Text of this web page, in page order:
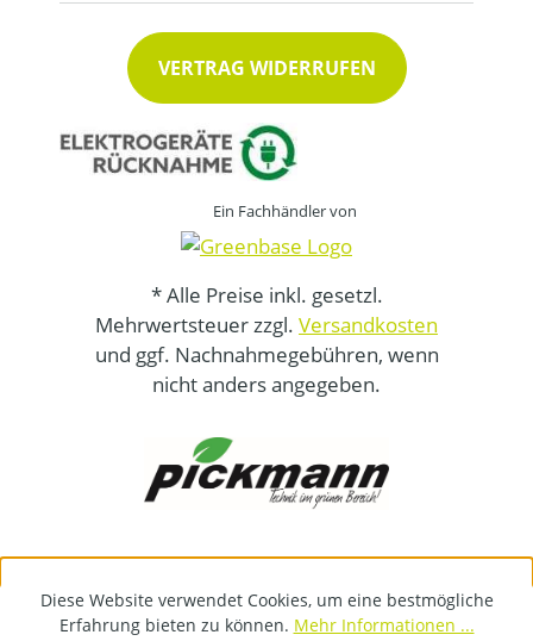
VERTRAG WIDERRUFEN
Ein Fachhändler von
* Alle Preise inkl. gesetzl.
Mehrwertsteuer zzgl. Versandkosten
und ggf. Nachnahmegebühren, wenn
nicht anders angegeben.
Diese Website verwendet Cookies, um eine bestmögliche
Erfahrung bieten zu können. Mehr Informationen ...